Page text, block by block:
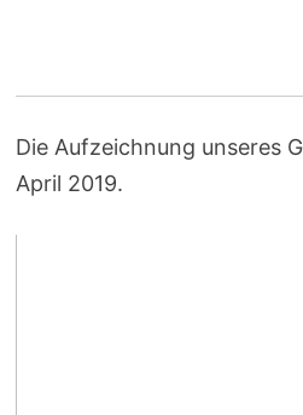
Die Aufzeichnung unseres
April 2019.